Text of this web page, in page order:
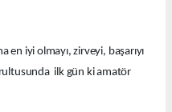
iyi olmayı, zirveyi, başarıyı
ilk gün ki amatör